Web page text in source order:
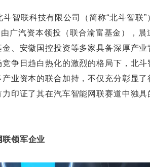
智联科技有限公司（简称“北斗智联”
广汽资本领投（联合渝富基金），晨
、安徽国控投资等多家具备深厚产业
争日趋白热化的激烈的格局下，北斗
业资本的联合加持，不仅充分彰显了
印证了其在汽车智能网联赛道中独具
联领军企业